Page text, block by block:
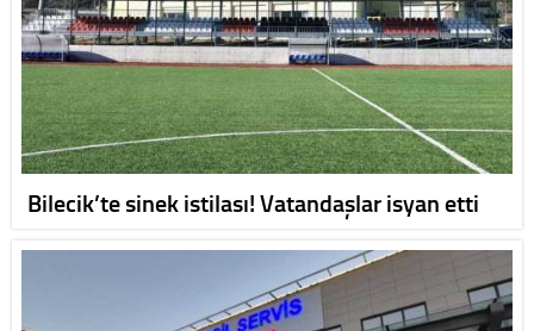
Bilecik’te sinek istilası! Vatandaşlar isyan etti